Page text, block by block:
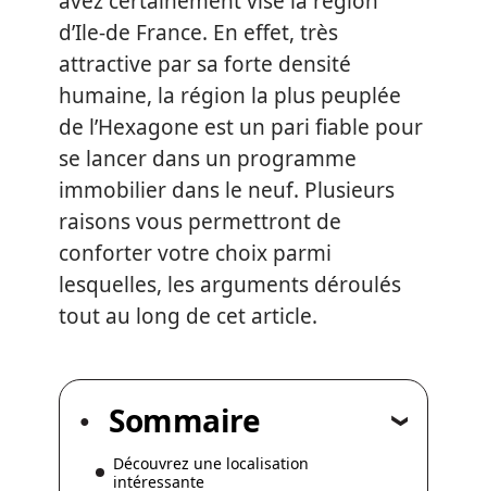
d’Ile-de France. En effet, très
attractive par sa forte densité
humaine, la région la plus peuplée
de l’Hexagone est un pari fiable pour
se lancer dans un programme
immobilier dans le neuf. Plusieurs
raisons vous permettront de
conforter votre choix parmi
lesquelles, les arguments déroulés
tout au long de cet article.
Sommaire
Découvrez une localisation
intéressante